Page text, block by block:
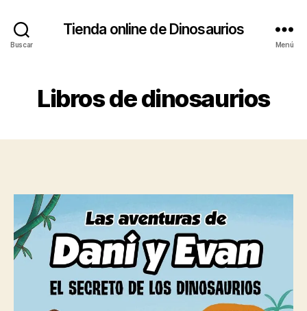
Buscar
Tienda online de Dinosaurios
Menú
Libros de dinosaurios